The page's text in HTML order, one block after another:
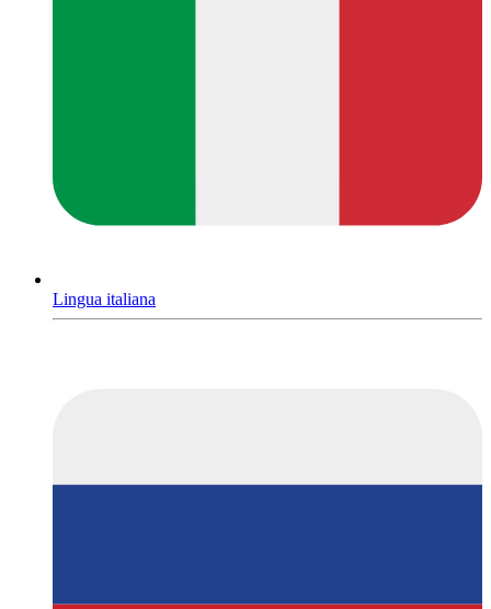
Lingua italiana